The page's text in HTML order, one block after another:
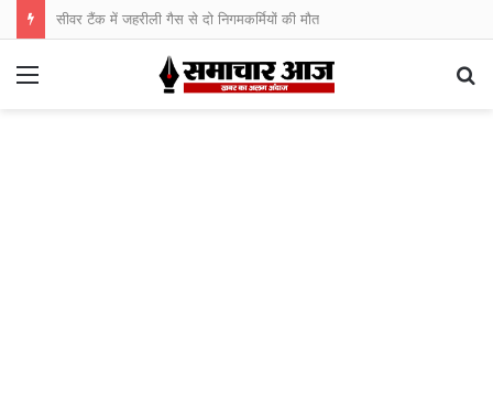
सीवर टैंक में जहरीली गैस से दो निगमकर्मियों की मौत
Menu